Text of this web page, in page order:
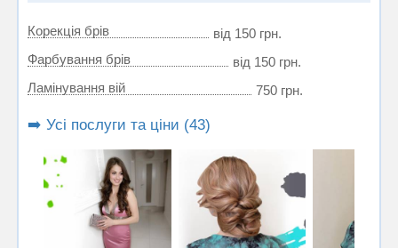
Корекція брів
від 150 грн.
Фарбування брів
від 150 грн.
Ламінування вій
750 грн.
➡️ Усі послуги та ціни (43)